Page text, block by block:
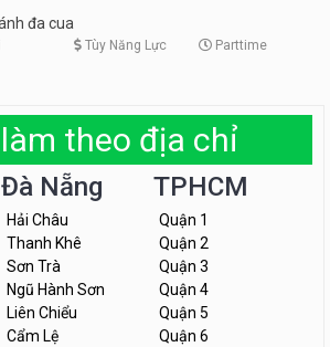
đa cua
Tùy Năng Lực Parttime
theo địa chỉ
Đà Nẵng
Hải Châu
Thanh Khê
Sơn Trà
Ngũ Hành Sơn
Liên Chiểu
Cẩm Lệ
TPHCM
Quận 1
Quận 2
Quận 3
Quận 4
Quận 5
Quận 6